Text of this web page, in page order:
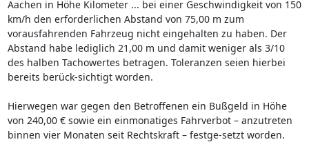
Aachen in Höhe Kilometer ... bei einer Geschwindigkeit von 150
km/h den erforderlichen Abstand von 75,00 m zum
vorausfahrenden Fahrzeug nicht eingehalten zu haben. Der
Abstand habe lediglich 21,00 m und damit weniger als 3/10
des halben Tachowertes betragen. Toleranzen seien hierbei
bereits berück-sichtigt worden.
Hierwegen war gegen den Betroffenen ein Bußgeld in Höhe
von 240,00 € sowie ein einmonatiges Fahrverbot – anzutreten
binnen vier Monaten seit Rechtskraft – festge-setzt worden.